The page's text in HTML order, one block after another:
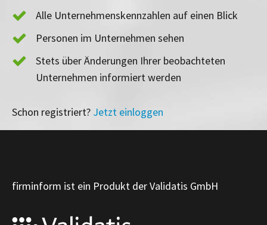
Alle Unternehmenskennzahlen auf einen Blick
Personen im Unternehmen sehen
Stets über Änderungen Ihrer beobachteten
Unternehmen informiert werden
Schon registriert? Jetzt einloggen
firminform ist ein Produkt der Validatis GmbH